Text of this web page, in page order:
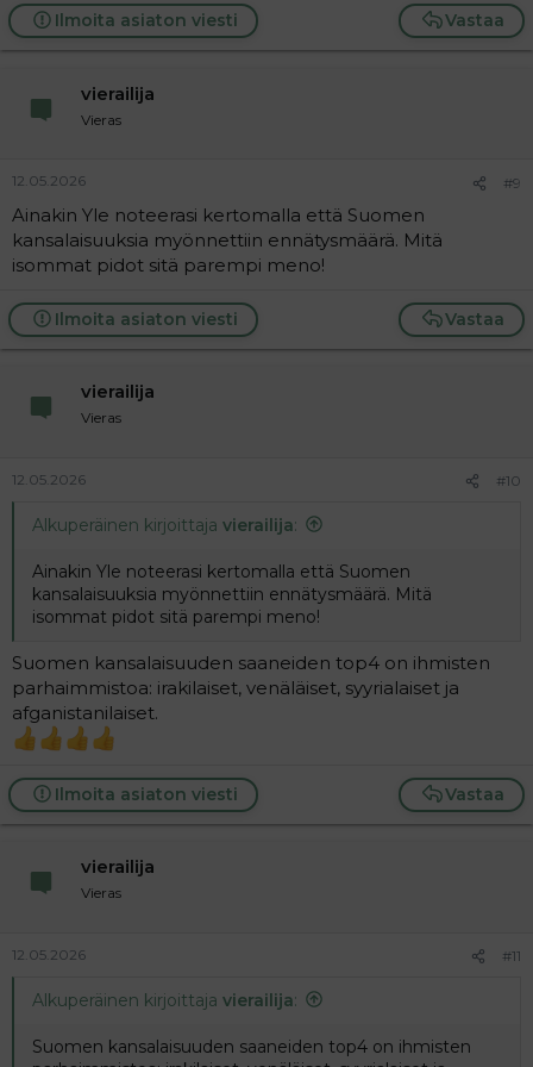
Vastaa
Ilmoita asiaton viesti
vierailija
Vieras
12.05.2026 #9
Ainakin Yle noteerasi kertomalla että Suomen
kansalaisuuksia myönnettiin ennätysmäärä. Mitä
isommat pidot sitä parempi meno!
Vastaa
Ilmoita asiaton viesti
vierailija
Vieras
12.05.2026 #10
Alkuperäinen kirjoittaja vierailija:
Ainakin Yle noteerasi kertomalla että Suomen
kansalaisuuksia myönnettiin ennätysmäärä. Mitä
isommat pidot sitä parempi meno!
Suomen kansalaisuuden saaneiden top4 on ihmisten
parhaimmistoa: irakilaiset, venäläiset, syyrialaiset ja
afganistanilaiset.
Vastaa
Ilmoita asiaton viesti
vierailija
Vieras
12.05.2026 #11
Alkuperäinen kirjoittaja vierailija:
Suomen kansalaisuuden saaneiden top4 on ihmisten